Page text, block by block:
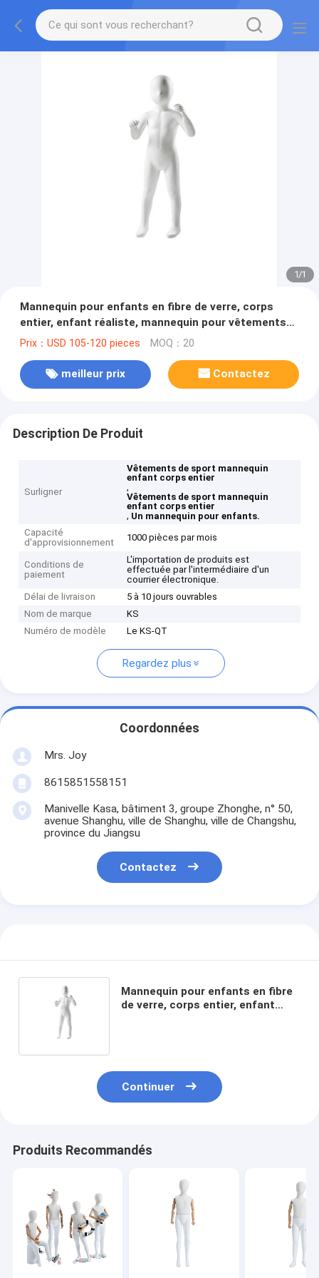
1/1
Mannequin pour enfants en fibre de verre, corps
entier, enfant réaliste, mannequin pour vêtements
de sport
Prix：USD 105-120 pieces MOQ：20
meilleur prix Contactez
Description De Produit
Surligner
Vêtements de sport mannequin
enfant corps entier
,
Vêtements de sport mannequin
enfant corps entier
, Un mannequin pour enfants.
Capacité
d'approvisionnement
1000 pièces par mois
Conditions de
paiement
L'importation de produits est
effectuée par l'intermédiaire d'un
courrier électronique.
Délai de livraison
5 à 10 jours ouvrables
Nom de marque
KS
Numéro de modèle
Le KS-QT
Regardez plus
Coordonnées
Mrs. Joy
8615851558151
Manivelle Kasa, bâtiment 3, groupe Zhonghe, n° 50,
avenue Shanghu, ville de Shanghu, ville de Changshu,
province du Jiangsu
Contactez
Mannequin pour enfants en fibre
de verre, corps entier, enfant
Continuer
Produits Recommandés